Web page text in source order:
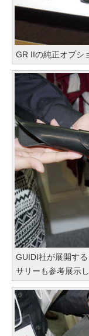
GR IIの純正オプシ
GUIDI社が展開す
サリーも参考展示